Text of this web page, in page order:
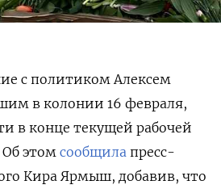
с политиком Алексем
в колонии 16 февраля,
в конце текущей рабочей
Об этом сообщила пресс-
Кира Ярмыш, добавив, что